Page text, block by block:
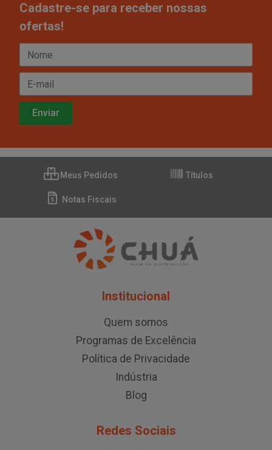
Cadastre-se para receber nossas
ofertas!
Meus Pedidos Títulos
Notas Fiscais
Institucional
Quem somos
Programas de Excelência
Política de Privacidade
Indústria
Blog
Redes Sociais